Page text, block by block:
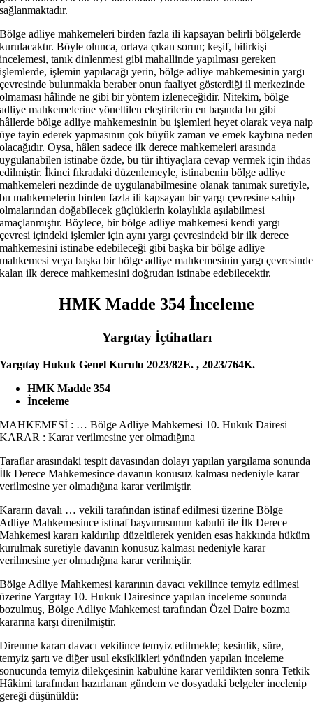
sağlanmaktadır.
Bölge adliye mahkemeleri birden fazla ili kapsayan belirli bölgelerde
kurulacaktır. Böyle olunca, ortaya çıkan sorun; keşif, bilirkişi
incelemesi, tanık dinlenmesi gibi mahallinde yapılması gereken
işlemlerde, işlemin yapılacağı yerin, bölge adliye mahkemesinin yargı
çevresinde bulunmakla beraber onun faaliyet gösterdiği il merkezinde
olmaması hâlinde ne gibi bir yöntem izleneceğidir. Nitekim, bölge
adliye mahkemelerine yöneltilen eleştirilerin en başında bu gibi
hâllerde bölge adliye mahkemesinin bu işlemleri heyet olarak veya naip
üye tayin ederek yapmasının çok büyük zaman ve emek kaybına neden
olacağıdır. Oysa, hâlen sadece ilk derece mahkemeleri arasında
uygulanabilen istinabe özde, bu tür ihtiyaçlara cevap vermek için ihdas
edilmiştir. İkinci fıkradaki düzenlemeyle, istinabenin bölge adliye
mahkemeleri nezdinde de uygulanabilmesine olanak tanımak suretiyle,
bu mahkemelerin birden fazla ili kapsayan bir yargı çevresine sahip
olmalarından doğabilecek güçlüklerin kolaylıkla aşılabilmesi
amaçlanmıştır. Böylece, bir bölge adliye mahkemesi kendi yargı
çevresi içindeki işlemler için aynı yargı çevresindeki bir ilk derece
mahkemesini istinabe edebileceği gibi başka bir bölge adliye
mahkemesi veya başka bir bölge adliye mahkemesinin yargı çevresinde
kalan ilk derece mahkemesini doğrudan istinabe edebilecektir.
HMK Madde 354 İnceleme
Yargıtay İçtihatları
Yargıtay Hukuk Genel Kurulu 2023/82E. , 2023/764K.
HMK Madde 354
İnceleme
MAHKEMESİ : … Bölge Adliye Mahkemesi 10. Hukuk Dairesi
KARAR : Karar verilmesine yer olmadığına
Taraflar arasındaki tespit davasından dolayı yapılan yargılama sonunda
İlk Derece Mahkemesince davanın konusuz kalması nedeniyle karar
verilmesine yer olmadığına karar verilmiştir.
Kararın davalı … vekili tarafından istinaf edilmesi üzerine Bölge
Adliye Mahkemesince istinaf başvurusunun kabulü ile İlk Derece
Mahkemesi kararı kaldırılıp düzeltilerek yeniden esas hakkında hüküm
kurulmak suretiyle davanın konusuz kalması nedeniyle karar
verilmesine yer olmadığına karar verilmiştir.
Bölge Adliye Mahkemesi kararının davacı vekilince temyiz edilmesi
üzerine Yargıtay 10. Hukuk Dairesince yapılan inceleme sonunda
bozulmuş, Bölge Adliye Mahkemesi tarafından Özel Daire bozma
kararına karşı direnilmiştir.
Direnme kararı davacı vekilince temyiz edilmekle; kesinlik, süre,
temyiz şartı ve diğer usul eksiklikleri yönünden yapılan inceleme
sonucunda temyiz dilekçesinin kabulüne karar verildikten sonra Tetkik
Hâkimi tarafından hazırlanan gündem ve dosyadaki belgeler incelenip
gereği düşünüldü: